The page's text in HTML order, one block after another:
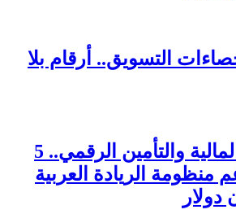
التسويق.. أرقام بلا
بين التقنية المالية والتأمين الرقمي.. 5
الريادة العربية